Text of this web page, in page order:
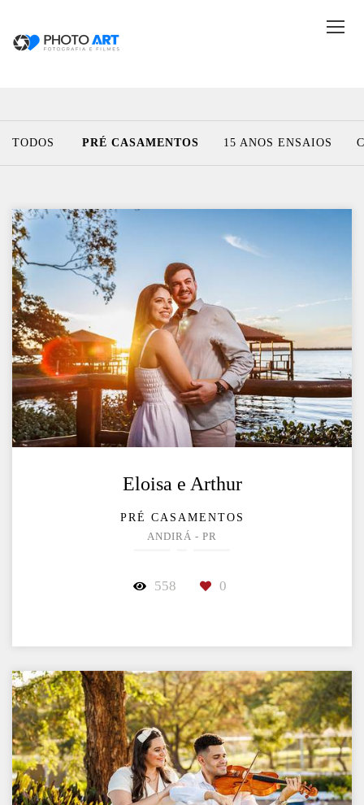
TODOS PRÉ CASAMENTOS 15 ANOS ENSAIOS
Eloisa e Arthur
PRÉ CASAMENTOS
ANDIRÁ - PR
558 0